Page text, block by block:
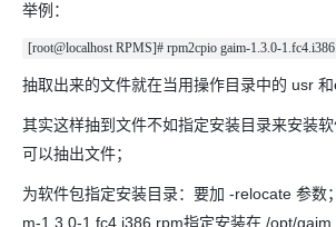
举例：
[root@localhost RPMS]# rpm2cpio gaim-1.3.0-
抽取出来的文件就在当用操作目录中的 usr 和
其实这样抽到文件不如指定安装目录来安装
可以抽出文件；
为软件包指定安装目录：要加 -relocate 参数
m-1.3.0-1.fc4.i386.rpm指定安装在 /opt/gaim